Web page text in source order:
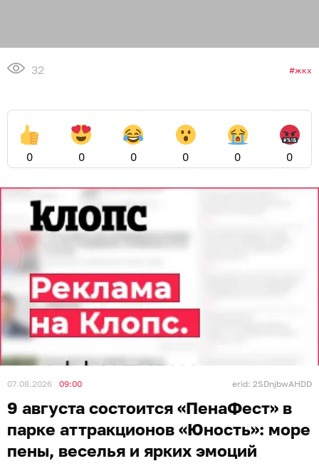
32 жкх
0 0 0 0 0 0
07.08.2026 09:00 erid: 2SDnjbwAHDD
9 августа состоится «ПенаФест» в
парке аттракционов «Юность»: море
пены, веселья и ярких эмоций